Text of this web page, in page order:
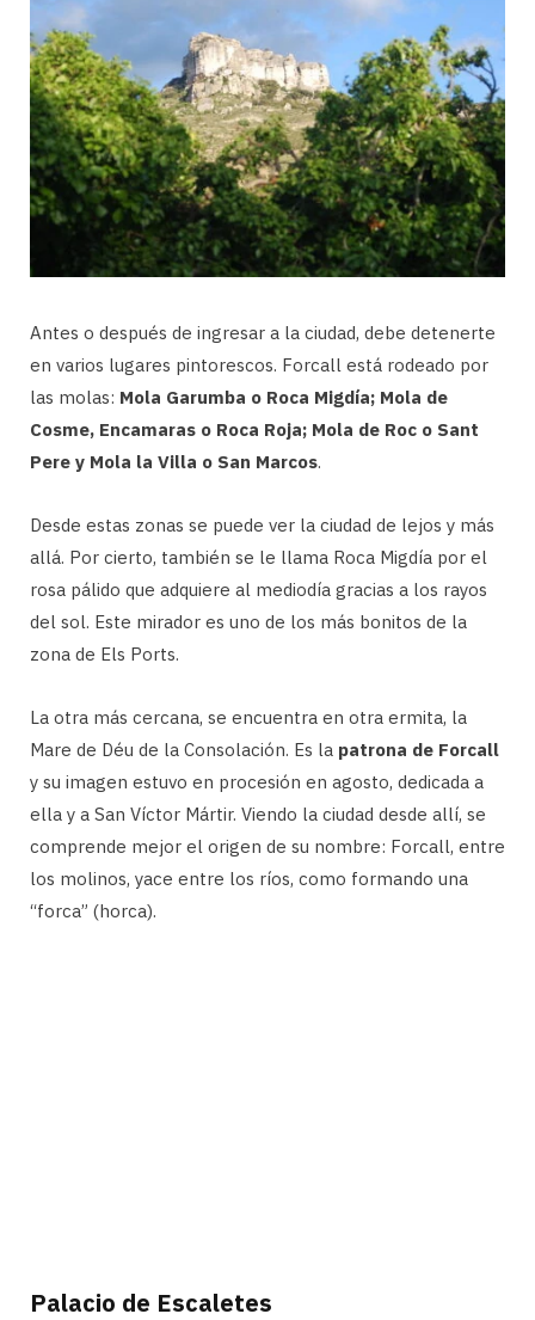
Antes o después de ingresar a la ciudad, debe detenerte
en varios lugares pintorescos. Forcall está rodeado por
las molas: Mola Garumba o Roca Migdía; Mola de
Cosme, Encamaras o Roca Roja; Mola de Roc o Sant
Pere y Mola la Villa o San Marcos.
Desde estas zonas se puede ver la ciudad de lejos y más
allá. Por cierto, también se le llama Roca Migdía por el
rosa pálido que adquiere al mediodía gracias a los rayos
del sol. Este mirador es uno de los más bonitos de la
zona de Els Ports.
La otra más cercana, se encuentra en otra ermita, la
Mare de Déu de la Consolación. Es la patrona de Forcall
y su imagen estuvo en procesión en agosto, dedicada a
ella y a San Víctor Mártir. Viendo la ciudad desde allí, se
comprende mejor el origen de su nombre: Forcall, entre
los molinos, yace entre los ríos, como formando una
“forca” (horca).
Palacio de Escaletes